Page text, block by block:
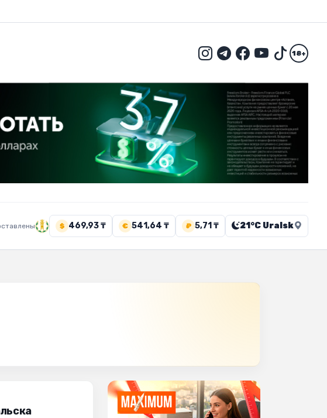
18+
$ 469,93 ₸ € 541,64 ₸ ₽ 5,71 ₸ 21°C Uralsk